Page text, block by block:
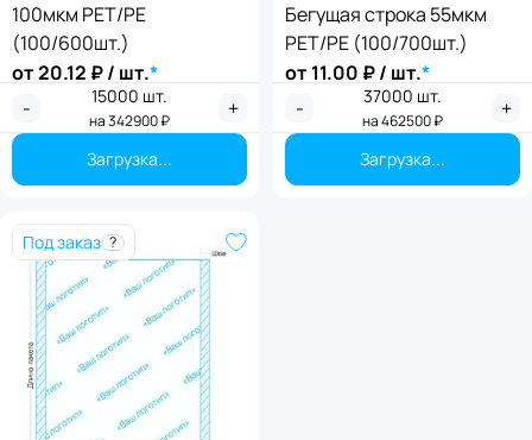
100мкм PET/PE
(100/600шт.)
от20.12 ₽ / шт.*
- 15000 шт.
на342900₽ +
Загрузка...
Бегущая строка 55мкм
PET/PE (100/700шт.)
от11.00 ₽ / шт.*
- 37000 шт.
на462500₽ +
Загрузка...
Под заказ ?